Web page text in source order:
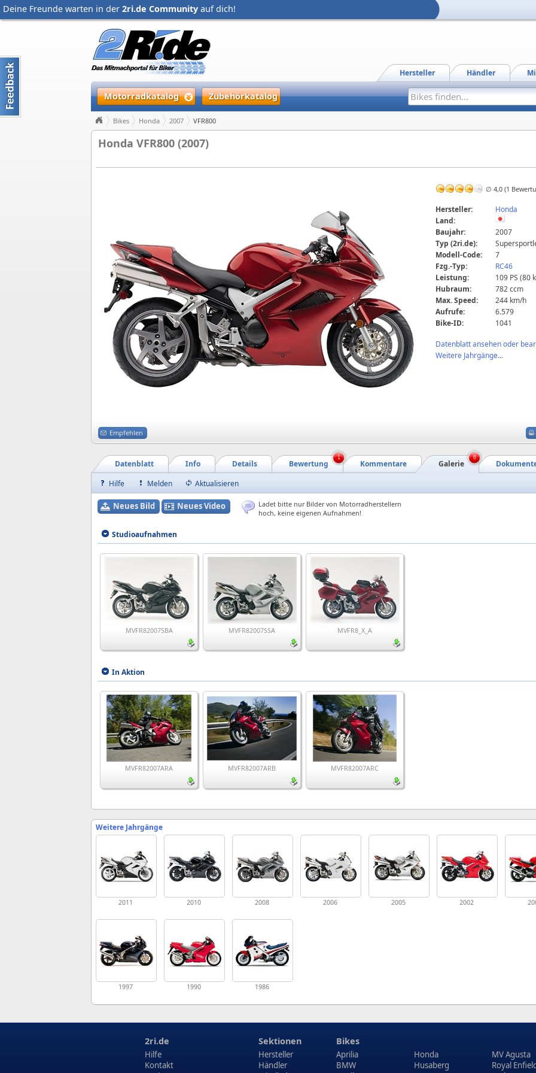
Deine Freunde warten in der 2ri.de Community auf dich!
Händler
Hersteller
Motorradkatalog Zubehörkatalog
Bikes Honda 2007 VFR800
Honda VFR800 (2007)
∅ 4,0 (1
Hersteller:
Honda
Land:
Baujahr:
2007
Typ (2ri.de):
Modell-Code:
7
Fzg.-Typ:
RC46
Leistung:
109 PS (80
Hubraum:
782 ccm
Max. Speed:
244 km/h
Aufrufe:
6.579
Bike-ID:
1041
Datenblatt ansehen oder
Weitere Jahrgänge...
Empfehlen
Galerie
Kommentare
Bewertung
Details
Info
Datenblatt
1 6
Hilfe Melden Aktualisieren
Neues Bild Neues Video
Ladet bitte nur Bilder von Motorradherstellern
hoch, keine eigenen Aufnahmen!
Studioaufnahmen
MVFR82007SBA MVFR82007SSA MVFR8_X_A
In Aktion
MVFR82007ARA MVFR82007ARB MVFR82007ARC
Weitere Jahrgänge
2011 2010 2008 2006 2005 2002
1997 1990 1986
2ri.de
Hilfe
Kontakt
Sektionen
Hersteller
Händler
Bikes
Aprilia
BMW
Honda
Husaberg
MV Agusta
Royal Enfield